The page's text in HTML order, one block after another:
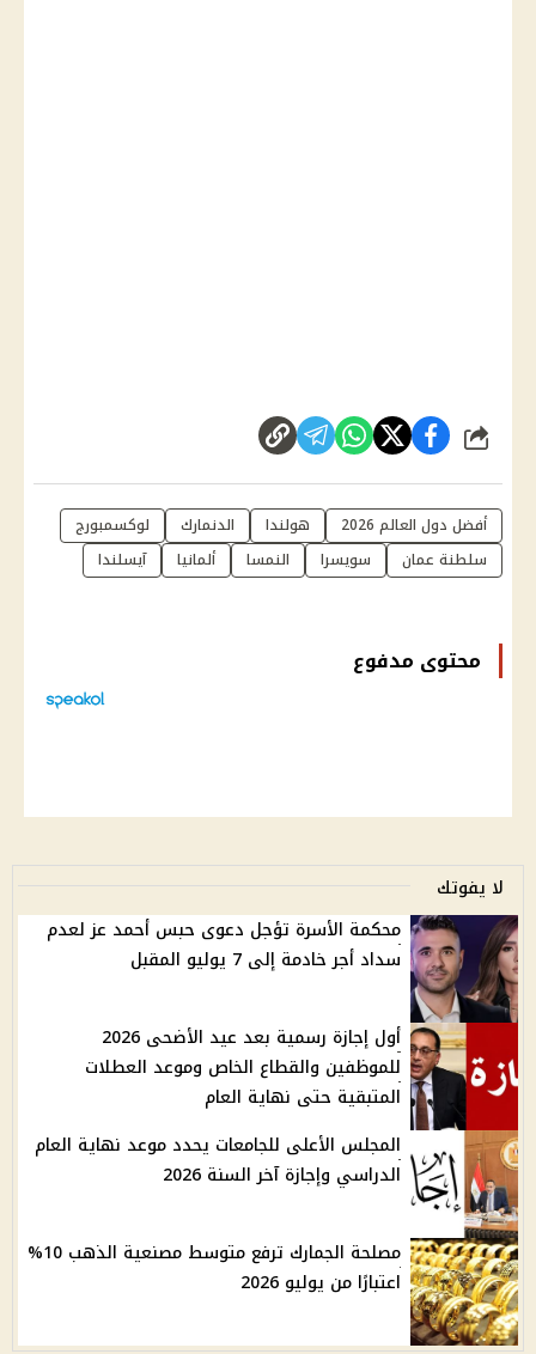
شارك
أفضل دول العالم 2026 هولندا الدنمارك
لوكسمبورج
سلطنة عمان
سويسرا النمسا ألمانيا آيسلندا
محتوى مدفوع
لا يفوتك
محكمة الأسرة تؤجل دعوى حبس أحمد عز لعدم
سداد أجر خادمة إلى 7 يوليو المقبل
أول إجازة رسمية بعد عيد الأضحى 2026
للموظفين والقطاع الخاص وموعد العطلات
المتبقية حتى نهاية العام
المجلس الأعلى للجامعات يحدد موعد نهاية العام
الدراسي وإجازة آخر السنة 2026
مصلحة الجمارك ترفع متوسط مصنعية الذهب 10%
اعتبارًا من يوليو 2026